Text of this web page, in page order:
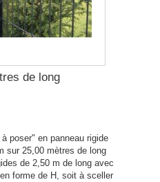
de long
poser" en panneau rigide
sur 25,00 mètres de long
de 2,50 m de long avec
forme de H, soit à sceller